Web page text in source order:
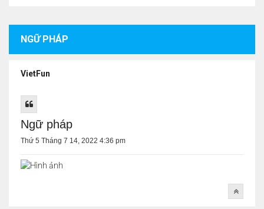
NGỮ PHÁP
VietFun
Ngữ pháp
Thứ 5 Tháng 7 14, 2022 4:36 pm